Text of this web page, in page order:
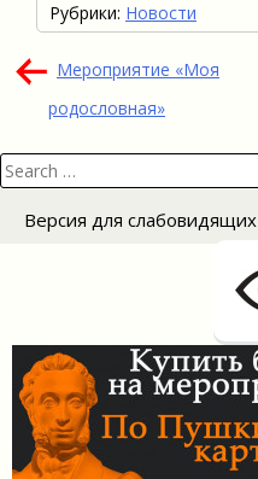
Рубрики: Новости
Навигация
по
Мероприятие «Моя
родословная»
Search
for:
Версия для слабовидящих